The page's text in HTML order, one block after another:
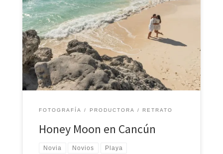
Los recién casados viajaron del Norte a Cancún para
pasar unos días en el paraíso, así que tuvimos una
sesión en una de las principales playas de este destino.}
Enero 2023 – Cancún, Quintana Roo. Todas las
fotografías, vídeos, ilustraciones y creaciones artísticas
son obra autora de Casa Productora Ich […]
FOTOGRAFÍA PRODUCTORA RETRATO
Honey Moon en Cancún
Novia Novios Playa